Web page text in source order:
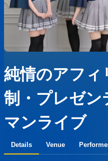
純情のアフ
制・プレゼ
マンライブ
Details Venue